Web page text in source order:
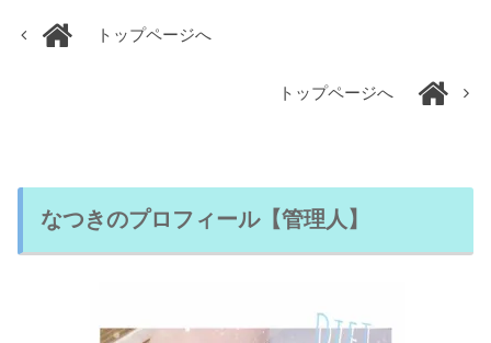
トップページへ
トップページへ
なつきのプロフィール【管理人】